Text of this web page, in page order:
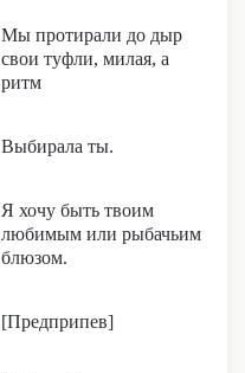
Мы протирали до дыр
свои туфли, милая, а
ритм
Выбирала ты.
Я хочу быть твоим
любимым или рыбачьим
блюзом.
[Предприпев]